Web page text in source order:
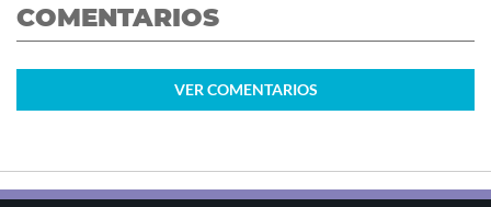
COMENTARIOS
VER COMENTARIOS